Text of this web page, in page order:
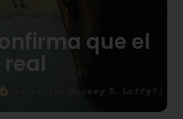
que el
real